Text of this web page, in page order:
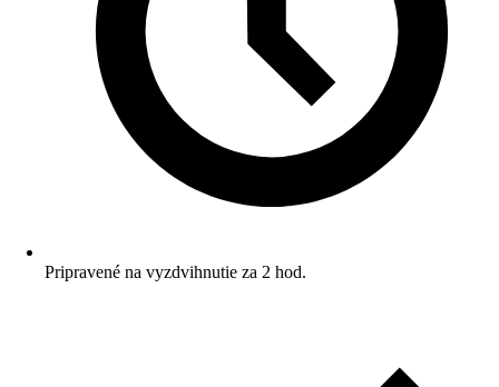
Pripravené na vyzdvihnutie za 2 hod.